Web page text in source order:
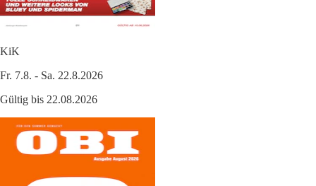
KiK
Fr. 7.8. - Sa. 22.8.2026
Gültig bis 22.08.2026